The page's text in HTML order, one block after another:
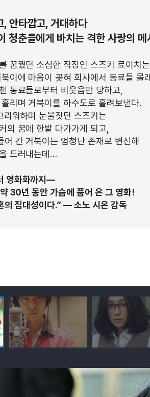
안타깝고, 거대하다
청춘들에게 바치는 격한 사랑의 메
꿈꿨던 소심한 직장인 스즈키 료이치는
이에 마음이 꽂혀 회사에서 동료들 몰
동료들로부터 비웃음만 당하고,
리며 거북이를 하수도로 흘려보낸다.
워하며 눈물짓던 스즈키는
의 꿈에 한발 다가가게 되고,
어 간 거북이는 엄청난 존재로 변신해
드러내는데…
영화화까지―
30년 동안 가슴에 품어 온 그 영화!
의 집대성이다.” ― 소노 시온 감독